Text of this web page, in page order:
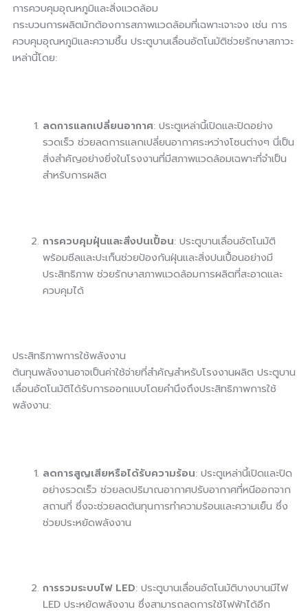
การควบคุมอุณหภูมิและสิ่งแวดล้อม
กระบวนการผลิตมักต้องการสภาพแวดล้อมที่เฉพาะเจาะจง เช่น การ
ควบคุมอุณหภูมิและความชื้น ประตูบานเลื่อนอัตโนมัติช่วยรักษาสภาวะ
เหล่านี้โดย:
ลดการแลกเปลี่ยนอากาศ: ประตูเหล่านี้เปิดและปิดอย่าง
รวดเร็ว ช่วยลดการแลกเปลี่ยนอากาศระหว่างโซนต่างๆ นี่เป็น
สิ่งสำคัญอย่างยิ่งในโรงงานที่มีสภาพแวดล้อมเฉพาะที่จำเป็น
สำหรับการผลิต
การควบคุมฝุ่นและสิ่งปนเปื้อน: ประตูบานเลื่อนอัตโนมัติ
พร้อมซีลและปะเก็นช่วยป้องกันฝุ่นและสิ่งปนเปื้อนอย่างมี
ประสิทธิภาพ ช่วยรักษาสภาพแวดล้อมการผลิตที่สะอาดและ
ควบคุมได้
ประสิทธิภาพการใช้พลังงาน
ต้นทุนพลังงานอาจเป็นค่าใช้จ่ายที่สำคัญสำหรับโรงงานผลิต ประตูบาน
เลื่อนอัตโนมัติได้รับการออกแบบโดยคำนึงถึงประสิทธิภาพการใช้
พลังงาน:
ลดการสูญเสียหรือได้รับความร้อน: ประตูเหล่านี้เปิดและปิด
อย่างรวดเร็ว ช่วยลดปริมาณอากาศปรับอากาศที่หนีออกจาก
สถานที่ ซึ่งจะช่วยลดต้นทุนการทำความร้อนและความเย็น ซึ่ง
ช่วยประหยัดพลังงาน
การรวมระบบไฟ LED: ประตูบานเลื่อนอัตโนมัติบางบานมีไฟ
LED ประหยัดพลังงาน ซึ่งสามารถลดการใช้ไฟฟ้าได้อีก